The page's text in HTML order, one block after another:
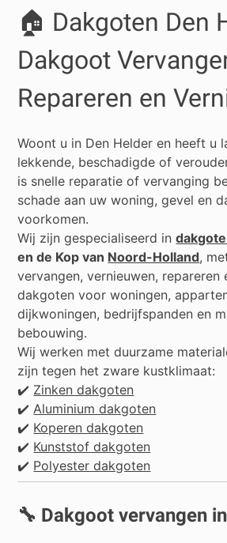
🏠 Dakgoten Den
Dakgoot
Repareren en
Woont u in Den Helder en heeft u
lekkende, beschadigde of
is snelle reparatie of vervanging
schade aan uw woning, gevel en
voorkomen.
Wij zijn gespecialiseerd in
en de Kop van Noord-Holland,
vervangen, vernieuwen, repareren
dakgoten voor woningen,
dijkwoningen, bedrijfspanden en
bebouwing.
Wij werken met duurzame
zijn tegen het zware kustklimaat:
✔️ Zinken dakgoten
✔️Aluminium dakgoten
✔️ Koperen dakgoten
✔️ Kunststof dakgoten
✔️ Polyester dakgoten
🔧 Dakgoot vervangen